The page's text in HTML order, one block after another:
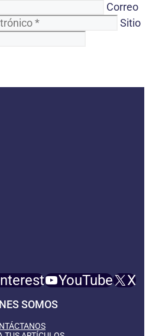
Correo
Sitio
YouTube X
SOMOS